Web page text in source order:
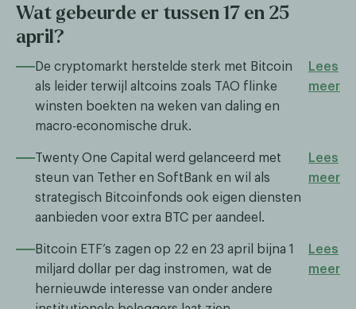
Wat gebeurde er tussen 17 en 25
april?
De cryptomarkt herstelde sterk met Bitcoin
als leider terwijl altcoins zoals TAO flinke
winsten boekten na weken van daling en
macro-economische druk.
Lees
meer
Twenty One Capital werd gelanceerd met
steun van Tether en SoftBank en wil als
strategisch Bitcoinfonds ook eigen diensten
aanbieden voor extra BTC per aandeel.​​
Lees
meer
Bitcoin ETF’s zagen op 22 en 23 april bijna 1
miljard dollar per dag instromen, wat de
hernieuwde interesse van onder andere
Lees
meer